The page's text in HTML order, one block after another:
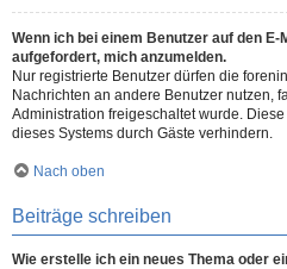
Wenn ich bei einem Benutzer auf den
aufgefordert, mich anzumelden.
Nur registrierte Benutzer dürfen die
Nachrichten an andere Benutzer nutzen,
Administration freigeschaltet wurde.
dieses Systems durch Gäste verhindern.
Nach oben
Beiträge schreiben
Wie erstelle ich ein neues Thema oder